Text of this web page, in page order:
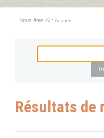
Vous êtes ici : Accueil
Résultats de